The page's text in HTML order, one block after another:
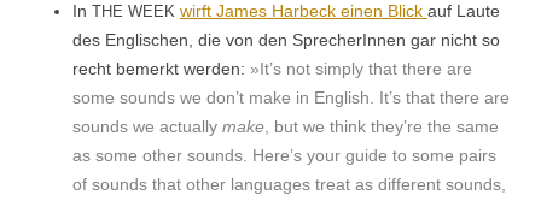
In THE WEEK wirft James Har­beck einen Blick auf Laute
des Englis­chen, die von den SprecherIn­nen gar nicht so
recht bemerkt wer­den: »It’s not sim­ply that there are
some sounds we don’t make in Eng­lish. It’s that there are
sounds we actu­al­ly make , but we think they’re the same
as some oth­er sounds. Here’s your guide to some pairs
of sounds that oth­er lan­guages treat as dif­fer­ent sounds,